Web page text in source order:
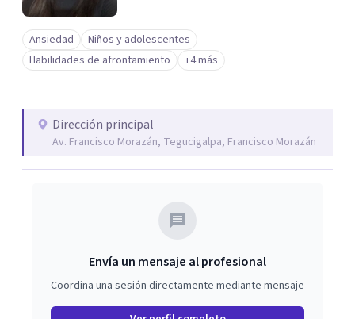
Ansiedad
Niños y adolescentes
Habilidades de afrontamiento
+4 más
Dirección principal
Av. Francisco Morazán, Tegucigalpa, Francisco Morazán
Envía un mensaje al profesional
Coordina una sesión directamente mediante mensaje